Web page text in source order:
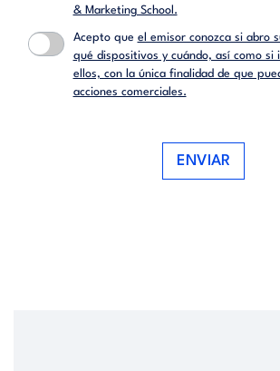
& Marketing School.
Acepto que el emisor conozca si abro
qué dispositivos y cuándo, así como si
ellos, con la única finalidad de que
acciones comerciales.
ENVIAR